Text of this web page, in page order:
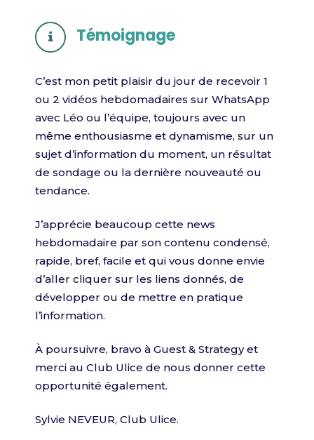
Témoignage
C’est mon petit plaisir du jour de recevoir 1
ou 2 vidéos hebdomadaires sur WhatsApp
avec Léo ou l’équipe, toujours avec un
même enthousiasme et dynamisme, sur un
sujet d’information du moment, un résultat
de sondage ou la dernière nouveauté ou
tendance.
J’apprécie beaucoup cette news
hebdomadaire par son contenu condensé,
rapide, bref, facile et qui vous donne envie
d’aller cliquer sur les liens donnés, de
développer ou de mettre en pratique
l’information.
À poursuivre, bravo à Guest & Strategy et
merci au Club Ulice de nous donner cette
opportunité également.
Sylvie NEVEUR, Club Ulice.